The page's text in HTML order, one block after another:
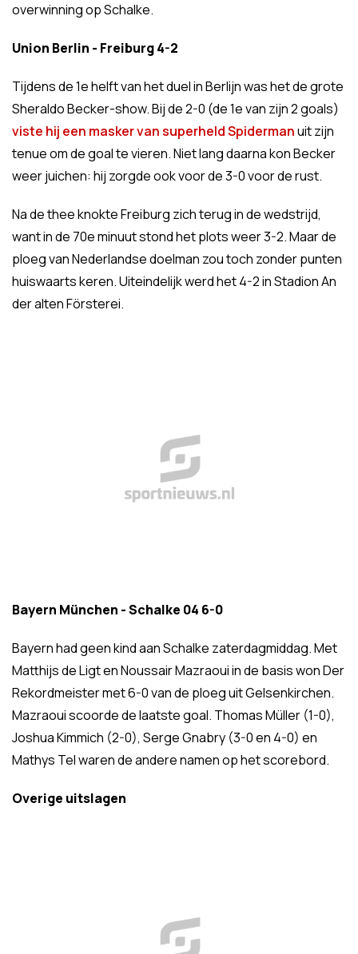
overwinning op Schalke.
Union Berlin - Freiburg 4-2
Tijdens de 1e helft van het duel in Berlijn was het de grote
Sheraldo Becker-show. Bij de 2-0 (de 1e van zijn 2 goals)
viste hij een masker van superheld Spidermanuit zijn
tenue om de goal te vieren. Niet lang daarna kon Becker
weer juichen: hij zorgde ook voor de 3-0 voor de rust.
Na de thee knokte Freiburg zich terug in de wedstrijd,
want in de 70e minuut stond het plots weer 3-2. Maar de
ploeg van Nederlandse doelman zou toch zonder punten
huiswaarts keren. Uiteindelijk werd het 4-2 in Stadion An
der alten Försterei.
Bayern München - Schalke 04 6-0
Bayern had geen kind aan Schalke zaterdagmiddag. Met
Matthijs de Ligt en Noussair Mazraoui in de basis won Der
Rekordmeister met 6-0 van de ploeg uit Gelsenkirchen.
Mazraoui scoorde de laatste goal. Thomas Müller (1-0),
Joshua Kimmich (2-0), Serge Gnabry (3-0 en 4-0) en
Mathys Tel waren de andere namen op het scorebord.
Overige uitslagen